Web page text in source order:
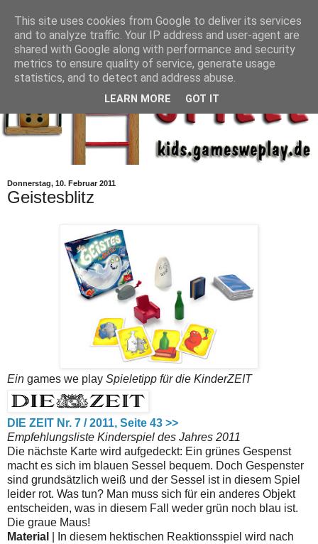
Donnerstag, 10. Februar 2011
Geistesblitz
Ein games we play Spieletipp für die KinderZEIT
DIE ZEIT Nr. 7 / 2011, Seite 43 >>
Empfehlungsliste Kinderspiel des Jahres 2011
Die nächste Karte wird aufgedeckt: Ein grünes Gespenst
macht es sich im blauen Sessel bequem. Doch Gespenster
sind grundsätzlich weiß und der Sessel ist in diesem Spiel
leider rot. Was tun? Man muss sich für ein anderes Objekt
entscheiden, was in diesem Fall weder grün noch blau ist.
Die graue Maus!
Material
| In diesem hektischen Reaktionsspiel wird nach
This site uses cookies from Google to deliver its services
and to analyze traffic. Your IP address and user-agent are
shared with Google along with performance and security
metrics to ensure quality of service, generate usage
statistics, and to detect and address abuse.
LEARN MORE GOT IT